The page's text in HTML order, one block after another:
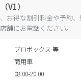
V1）
お得な割引料金や予約
舗にお電話ください。
プロボックス 等
商用車
08:00-20:00